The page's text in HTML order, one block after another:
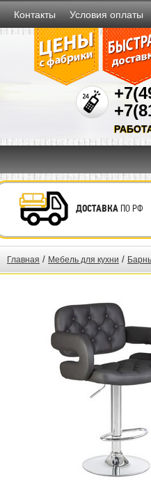
Контакты Условия оплаты
ДОСТАВКАПО РФ
Главная / Мебель для кухни /